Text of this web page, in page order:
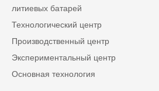
литиевых батарей
Технологический центр
Производственный центр
Экспериментальный центр
Основная технология